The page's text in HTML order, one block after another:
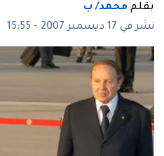
بقلم محمد/ ب
نشر في 17 ديسمبر 2007 - 15:55